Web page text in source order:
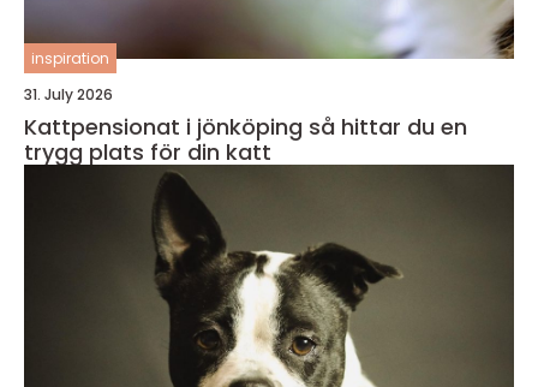
inspiration
31. July 2026
Kattpensionat i jönköping så hittar du en
trygg plats för din katt